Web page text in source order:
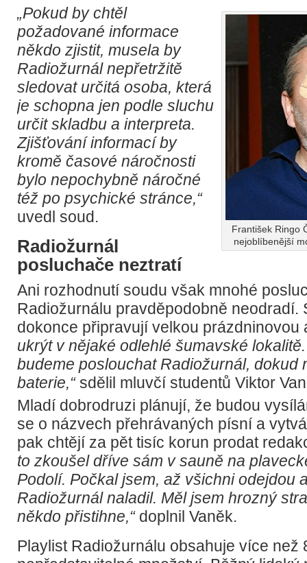
František Ringo
nejoblíbenější
„Pokud by chtěl
požadované informace
někdo zjistit, musela by
Radiožurnál nepřetržitě
sledovat určitá osoba, která
je schopna jen podle sluchu
určit skladbu a interpreta.
Zjišťování informací by
kromě časové náročnosti
bylo nepochybně náročné
též po psychické stránce,“
uvedl soud.
Radiožurnál
posluchače neztratí
Ani rozhodnutí soudu však mnohé
Radiožurnálu pravděpodobně neodradí.
dokonce připravují velkou prázdninovou
ukrýt v nějaké odlehlé šumavské
budeme poslouchat Radiožurnál, dokud
baterie,“sdělil mluvčí studentů Viktor
Mladí dobrodruzi plánují, že budou
se o názvech přehrávaných písní a
pak chtějí za pět tisíc korun prodat
to zkoušel dříve sám v sauně na
Podolí. Počkal jsem, až všichni odejdou
Radiožurnál naladil. Měl jsem hrozný
někdo přistihne,“doplnil Vaněk.
Playlist Radiožurnálu obsahuje více než